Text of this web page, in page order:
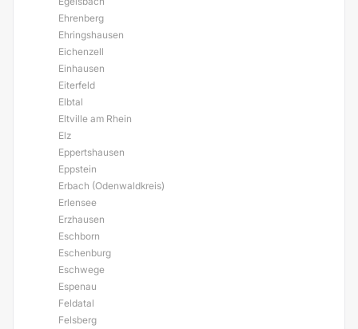
Ehrenberg
Ehringshausen
Eichenzell
Einhausen
Eiterfeld
Elbtal
Eltville am Rhein
Elz
Eppertshausen
Eppstein
Erbach (Odenwaldkreis)
Erlensee
Erzhausen
Eschborn
Eschenburg
Eschwege
Espenau
Feldatal
Felsberg